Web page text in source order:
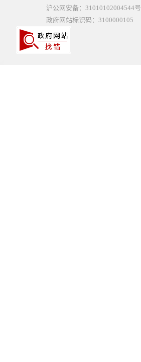
沪公网安备：31010102004544号
政府网站标识码：3100000105